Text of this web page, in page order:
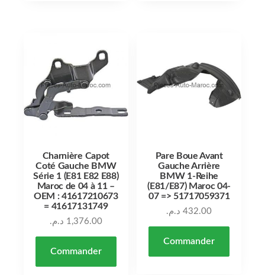
Charnière Capot
Coté Gauche BMW
Série 1 (E81 E82 E88)
Maroc de 04 à 11 –
OEM : 41617210673
= 41617131749
1,376.00 د.م.
Commander
Pare Boue Avant
Gauche Arrière
BMW 1-Reihe
(E81/E87) Maroc 04-
07 => 51717059371
432.00 د.م.
Commander